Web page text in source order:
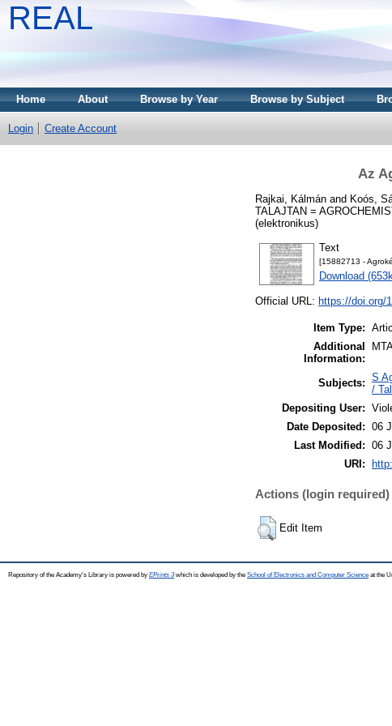
REAL
Home About Browse by Year Browse by Subject
Login Create Account
Az
Rajkai, Kálmán and Koós,
TALAJTAN =
(elektronikus)
Text
[15882713 -
Download
Official URL: https://doi.org/
Item Type:
Additional
Information:
Subjects: S
/
Depositing User:
Date Deposited: 06
Last Modified: 06
URI:
Actions (login required)
Edit Item
Repository of the Academy's Library is powered by EPrints 3which is developed by the School of Electronics and Computer Science at the